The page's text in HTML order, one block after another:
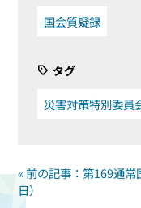
国会質疑録
タグ
災害対策特別委員
« 前の記事：第169通
日）